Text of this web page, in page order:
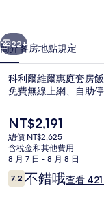
套
房
飯
的
相
片
個 下一個
22+
簡介客房地點規定
科利爾維爾惠庭套房
免費無線上網、自助
目
前
的
價
格
是
NT$2,191
總價 NT$2,625
含稅金和其他費用
8 月 7 日 - 8 月 8 日
評
論
7.27.2 分，滿分 10 分，
不錯哦查看